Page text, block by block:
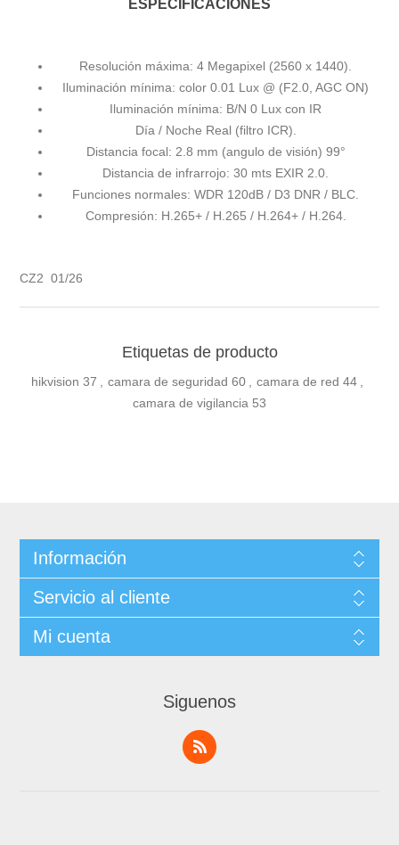
ESPECIFICACIONES
Resolución máxima: 4 Megapixel (2560 x 1440).
Iluminación mínima: color 0.01 Lux @ (F2.0, AGC ON)
Iluminación mínima: B/N 0 Lux con IR
Día / Noche Real (filtro ICR).
Distancia focal: 2.8 mm (angulo de visión) 99°
Distancia de infrarrojo: 30 mts EXIR 2.0.
Funciones normales: WDR 120dB / D3 DNR / BLC.
Compresión: H.265+ / H.265 / H.264+ / H.264.
CZ2 01/26
Etiquetas de producto
hikvision 37 , camara de seguridad 60 , camara de red 44 ,
camara de vigilancia 53
Información
Servicio al cliente
Mi cuenta
Siguenos